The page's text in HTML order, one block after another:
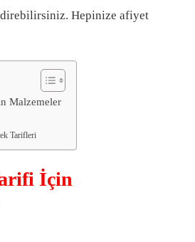
Hepinize afiyet
Malzemeler
Tarifleri
İçin